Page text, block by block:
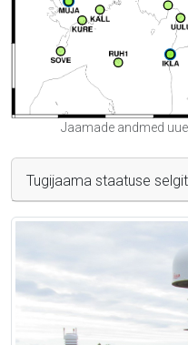
Jaamade andmed
Tugijaama staatuse